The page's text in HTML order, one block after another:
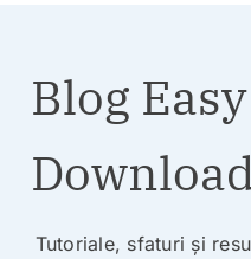
Blog
Tutoriale, sfaturi și